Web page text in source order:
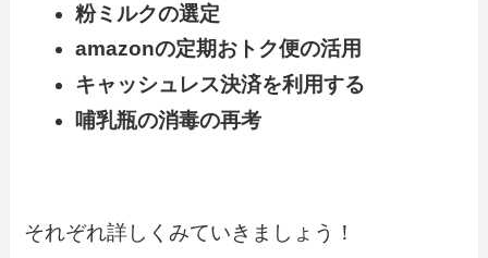
粉ミルクの選定
amazonの定期おトク便の活用
キャッシュレス決済を利用する
哺乳瓶の消毒の再考
それぞれ詳しくみていきましょう！